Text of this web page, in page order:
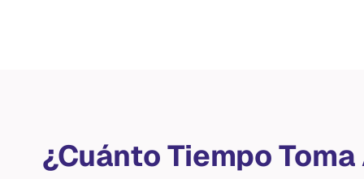
¿Cuánto Tiempo